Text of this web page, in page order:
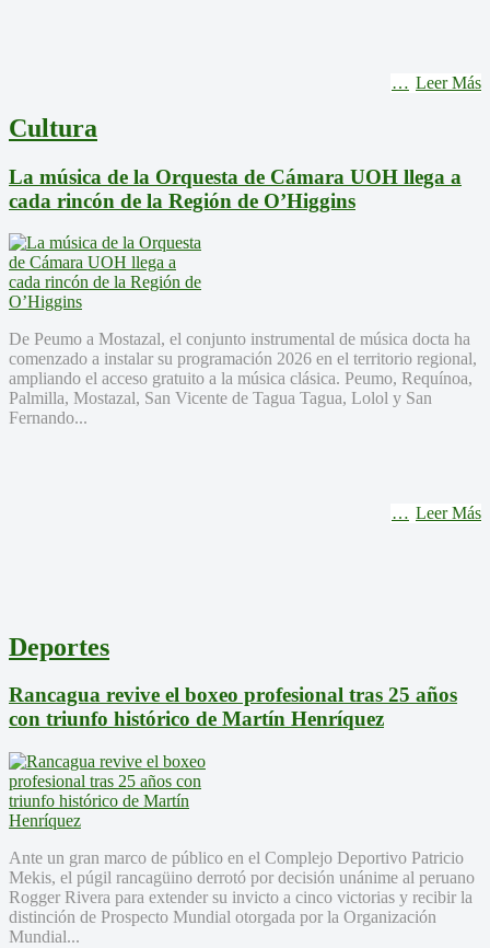
Leer Más
Cultura
La música de la Orquesta de Cámara UOH llega a
cada rincón de la Región de O’Higgins
De Peumo a Mostazal, el conjunto instrumental de música docta ha
comenzado a instalar su programación 2026 en el territorio regional,
ampliando el acceso gratuito a la música clásica. Peumo, Requínoa,
Palmilla, Mostazal, San Vicente de Tagua Tagua, Lolol y San
Fernando...
Leer Más
Deportes
Rancagua revive el boxeo profesional tras 25 años
con triunfo histórico de Martín Henríquez
Ante un gran marco de público en el Complejo Deportivo Patricio
Mekis, el púgil rancagüino derrotó por decisión unánime al peruano
Rogger Rivera para extender su invicto a cinco victorias y recibir la
distinción de Prospecto Mundial otorgada por la Organización
Mundial...